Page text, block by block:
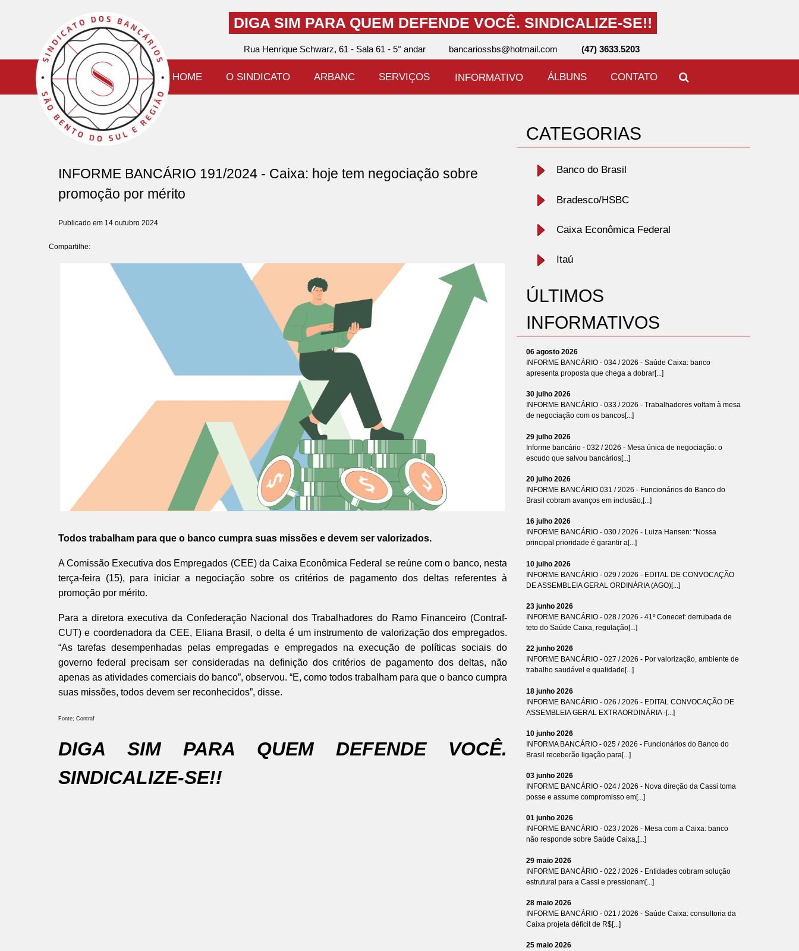
DIGA SIM PARA QUEM DEFENDE VOCÊ. SINDICALIZE-SE!!
Rua Henrique Schwarz, 61 - Sala 61 - 5° andar bancariossbs@hotmail.com (47) 3633.5203
HOME O SINDICATO ARBANC SERVIÇOS INFORMATIVO ÁLBUNS CONTATO
INFORME BANCÁRIO 191/2024 - Caixa: hoje tem negociação sobre
promoção por mérito
Publicado em 14 outubro 2024
Compartilhe:
Todos trabalham para que o banco cumpra suas missões e devem ser valorizados.
A Comissão Executiva dos Empregados (CEE) da Caixa Econômica Federal se reúne com o banco, nesta
terça-feira (15), para iniciar a negociação sobre os critérios de pagamento dos deltas referentes à
promoção por mérito.
Para a diretora executiva da Confederação Nacional dos Trabalhadores do Ramo Financeiro (Contraf-
CUT) e coordenadora da CEE, Eliana Brasil, o delta é um instrumento de valorização dos empregados.
“As tarefas desempenhadas pelas empregadas e empregados na execução de políticas sociais do
governo federal precisam ser consideradas na definição dos critérios de pagamento dos deltas, não
apenas as atividades comerciais do banco”, observou. “E, como todos trabalham para que o banco cumpra
suas missões, todos devem ser reconhecidos”, disse.
Fonte; Contraf
DIGA SIM PARA QUEM DEFENDE VOCÊ.
SINDICALIZE-SE!!
CATEGORIAS
Banco do Brasil
Bradesco/HSBC
Caixa Econômica Federal
Itaú
ÚLTIMOS
INFORMATIVOS
06 agosto 2026
INFORME BANCÁRIO - 034 / 2026 - Saúde Caixa: banco
apresenta proposta que chega a dobrar[...]
30 julho 2026
INFORME BANCÁRIO - 033 / 2026 - Trabalhadores voltam à mesa
de negociação com os bancos[...]
29 julho 2026
Informe bancário - 032 / 2026 - Mesa única de negociação: o
escudo que salvou bancários[...]
20 julho 2026
INFORME BANCÁRIO 031 / 2026 - Funcionários do Banco do
Brasil cobram avanços em inclusão,[...]
16 julho 2026
INFORME BANCÁRIO - 030 / 2026 - Luiza Hansen: “Nossa
principal prioridade é garantir a[...]
10 julho 2026
INFORME BANCÁRIO - 029 / 2026 - EDITAL DE CONVOCAÇÃO
DE ASSEMBLEIA GERAL ORDINÁRIA (AGO)[...]
23 junho 2026
INFORME BANCÁRIO - 028 / 2026 - 41º Conecef: derrubada de
teto do Saúde Caixa, regulação[...]
22 junho 2026
INFORME BANCÁRIO - 027 / 2026 - Por valorização, ambiente de
trabalho saudável e qualidade[...]
18 junho 2026
INFORME BANCÁRIO - 026 / 2026 - EDITAL CONVOCAÇÃO DE
ASSEMBLEIA GERAL EXTRAORDINÁRIA -[...]
10 junho 2026
INFORMA BANCÁRIO - 025 / 2026 - Funcionários do Banco do
Brasil receberão ligação para[...]
03 junho 2026
INFORME BANCÁRIO - 024 / 2026 - Nova direção da Cassi toma
posse e assume compromisso em[...]
01 junho 2026
INFORME BANCÁRIO - 023 / 2026 - Mesa com a Caixa: banco
não responde sobre Saúde Caixa,[...]
29 maio 2026
INFORME BANCÁRIO - 022 / 2026 - Entidades cobram solução
estrutural para a Cassi e pressionam[...]
28 maio 2026
INFORME BANCÁRIO - 021 / 2026 - Saúde Caixa: consultoria da
Caixa projeta déficit de R$[...]
25 maio 2026